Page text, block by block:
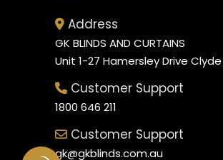
Address
GK BLINDS AND CURTAINS
Unit 1-27 Hamersley Drive
Customer Support
1800 646 211
Customer Support
gk@gkblinds.com.au